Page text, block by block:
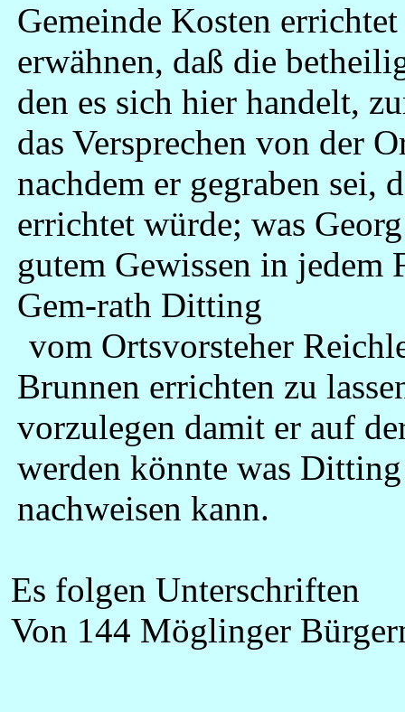
Gemeinde Kosten
erwähnen, daß die
den es sich hier handelt,
das Versprechen von der
nachdem er gegraben sei,
errichtet würde; was
gutem Gewissen in jedem
Gem-rath Ditting
vom Ortsvorsteher
Brunnen errichten zu
vorzulegen damit er auf
werden könnte was
nachweisen kann.
Es folgen Unterschriften
Von 144 Möglinger